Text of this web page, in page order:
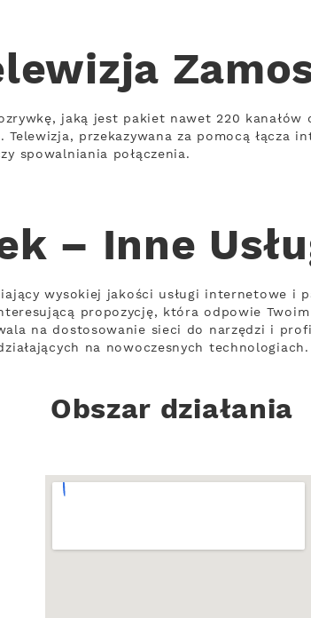
jaką jest pakiet nawet 220
przekazywana za pomocą łącza
spowalniania połączenia.
– Inne
wysokiej jakości usługi internetowe i
propozycję, która odpowie
na dostosowanie sieci do narzędzi i
na nowoczesnych technologiach.
Obszar działania